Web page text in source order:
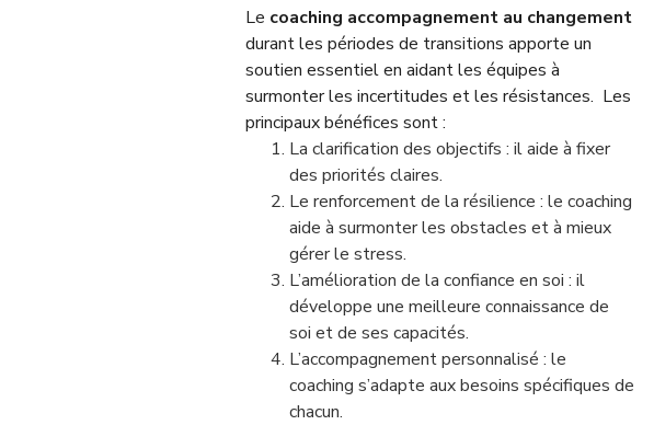
Le coaching accompagnement au changement
durant les périodes de transitions apporte un
soutien essentiel en aidant les équipes à
surmonter les incertitudes et les résistances. Les
principaux bénéfices sont :
La clarification des objectifs : il aide à fixer
des priorités claires.
Le renforcement de la résilience : le coaching
aide à surmonter les obstacles et à mieux
gérer le stress.
L’amélioration de la confiance en soi : il
développe une meilleure connaissance de
soi et de ses capacités.
L’accompagnement personnalisé : le
coaching s’adapte aux besoins spécifiques de
chacun.